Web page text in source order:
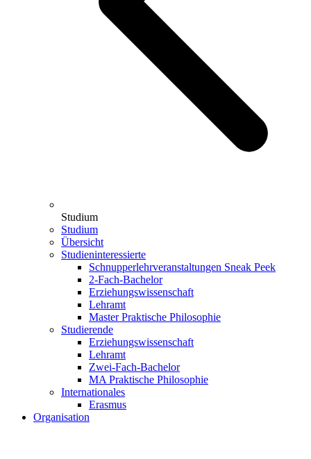
Studium
Studium
Übersicht
Studieninteressierte
Schnupperlehrveranstaltungen Sneak Peek
2-Fach-Bachelor
Erziehungswissenschaft
Lehramt
Master Praktische Philosophie
Studierende
Erziehungswissenschaft
Lehramt
Zwei-Fach-Bachelor
MA Praktische Philosophie
Internationales
Erasmus
Organisation